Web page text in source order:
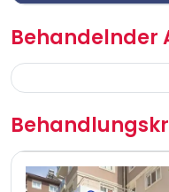
Behandelnder